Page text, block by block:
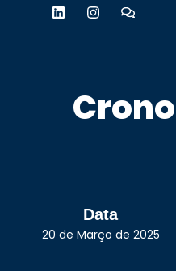
Data
20 de Março de 2025